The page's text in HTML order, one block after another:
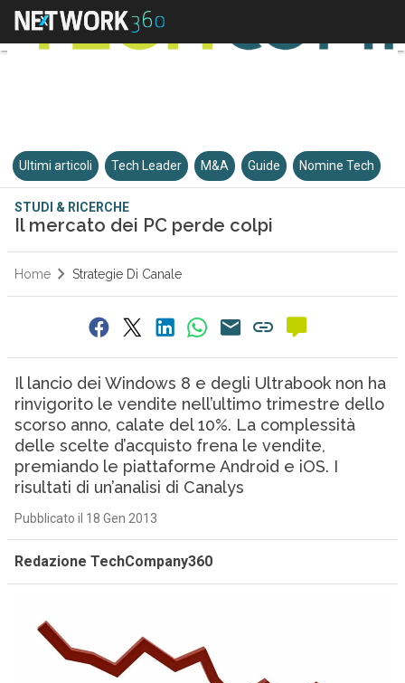
Ultimi articoli Tech Leader M&A Guide Nomine Tech
STUDI & RICERCHE
Il mercato dei PC perde colpi
Home Strategie Di Canale
Il lancio dei Windows 8 e degli Ultrabook non ha
rinvigorito le vendite nell’ultimo trimestre dello
scorso anno, calate del 10%. La complessità
delle scelte d’acquisto frena le vendite,
premiando le piattaforme Android e iOS. I
risultati di un’analisi di Canalys
Pubblicato il 18 Gen 2013
Redazione TechCompany360